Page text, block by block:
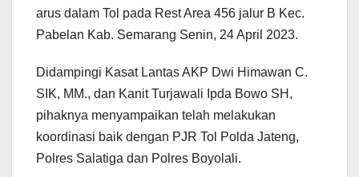
arus dalam Tol pada Rest Area 456 jalur B Kec.
Pabelan Kab. Semarang Senin, 24 April 2023.
Didampingi Kasat Lantas AKP Dwi Himawan C.
SIK, MM., dan Kanit Turjawali Ipda Bowo SH,
pihaknya menyampaikan telah melakukan
koordinasi baik dengan PJR Tol Polda Jateng,
Polres Salatiga dan Polres Boyolali.